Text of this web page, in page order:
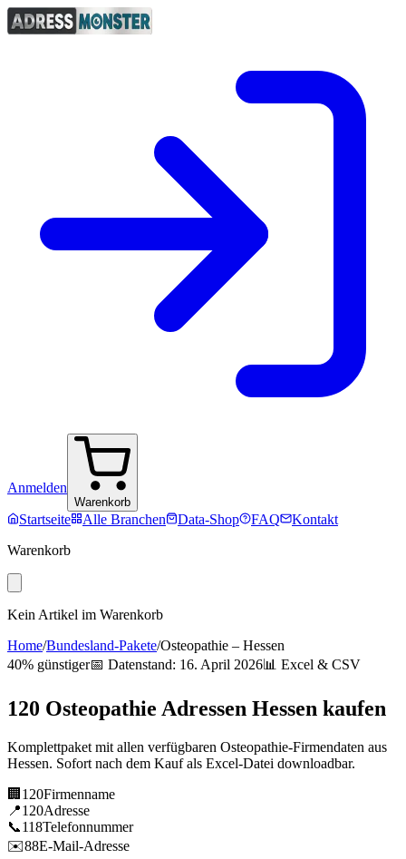
Anmelden
Warenkorb
Startseite Alle Branchen Data-Shop FAQ
Kontakt
Warenkorb
Kein Artikel im Warenkorb
Home/Bundesland-Pakete/Osteopathie – Hessen
40% günstiger📅 Datenstand: 16. April 2026📊 Excel & CSV
120 Osteopathie Adressen Hessen kaufen
Komplettpaket mit allen verfügbaren Osteopathie-Firmendaten aus
Hessen. Sofort nach dem Kauf als Excel-Datei downloadbar.
🏢 120Firmenname
📍120Adresse
📞118Telefonnummer
✉️88E-Mail-Adresse